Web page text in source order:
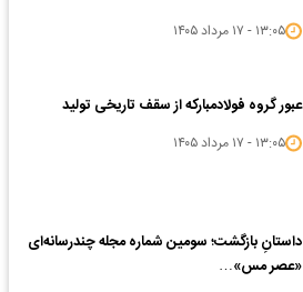
۱۳:۰۵ - ۱۷ مرداد ۱۴۰۵
عبور گروه فولادمبارکه از سقف تاریخی تولید
۱۳:۰۵ - ۱۷ مرداد ۱۴۰۵
داستانِ بازگشت؛ سومین شماره مجله چندرسانه‌ای
«عصر مس»…